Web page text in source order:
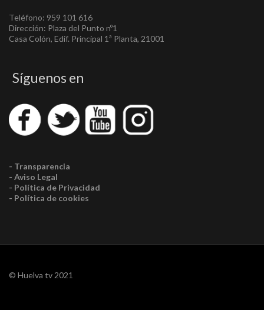
Teléfono: 959 101 616
Dirección: Plaza del Punto nº1
Casa Colón, Edif. Principal 1ª Planta, 21001
Síguenos en
- Transparencia
- Aviso Legal
- Política de Privacidad
- Política de cookies
© Huelva tv 2021